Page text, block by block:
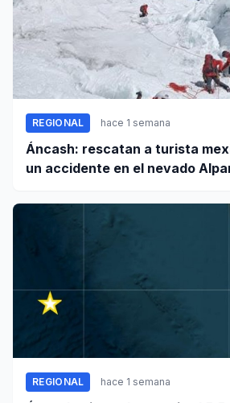
REGIONAL hace 1 semana
Áncash: rescatan a turista
un accidente en el nevado
REGIONAL hace 1 semana